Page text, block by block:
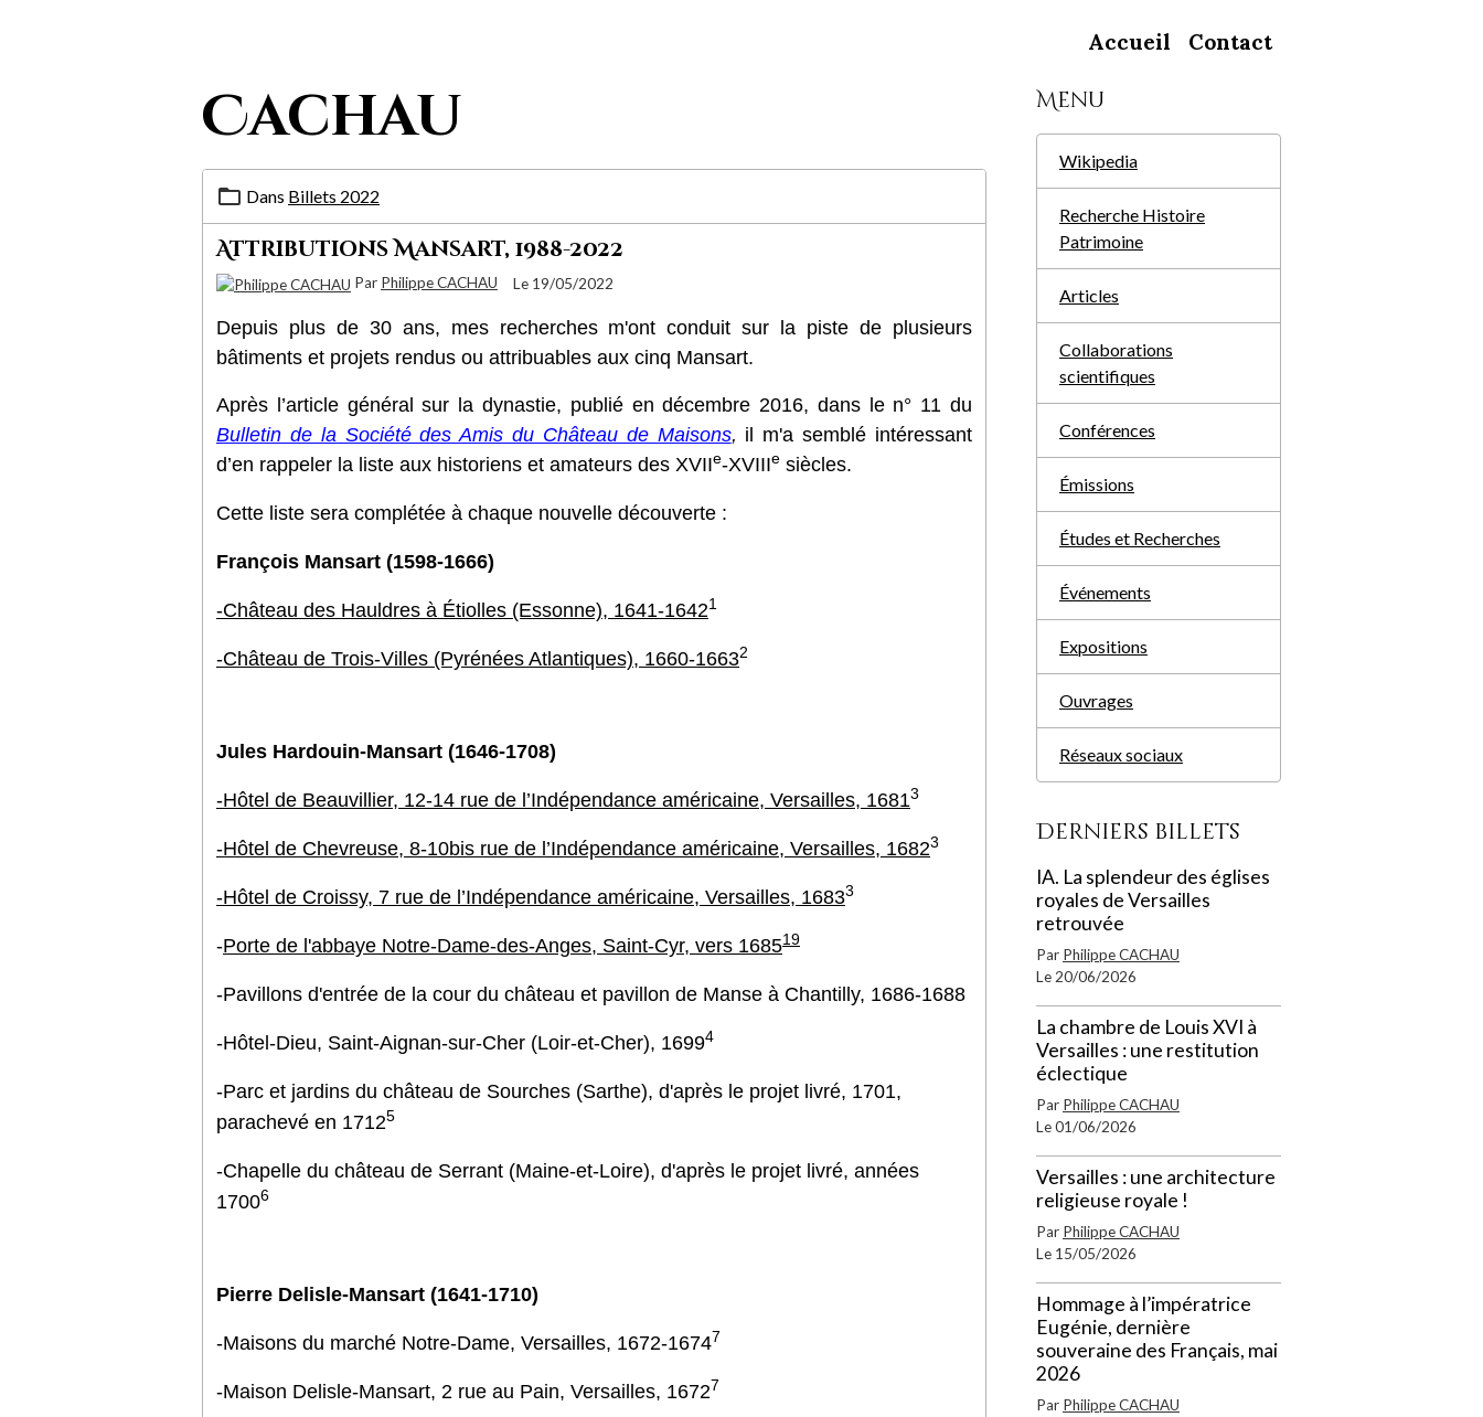
Accueil Contact
Cachau
Dans Billets 2022
Attributions Mansart, 1988-2022
Par Philippe CACHAU Le 19/05/2022
Depuis plus de 30 ans, mes recherches m'ont conduit sur la piste de plusieurs
bâtiments et projets rendus ou attribuables aux cinq Mansart.
Après l’article général sur la dynastie, publié en décembre 2016, dans le n° 11 du
Bulletin de la Société des Amis du Château de Maisons, il m'a semblé intéressant
d’en rappeler la liste aux historiens et amateurs des XVIIe-XVIIIe siècles.
Cette liste sera complétée à chaque nouvelle découverte :
François Mansart (1598-1666)
-Château des Hauldres à Étiolles (Essonne), 1641-16421
-Château de Trois-Villes (Pyrénées Atlantiques), 1660-16632
Jules Hardouin-Mansart (1646-1708)
-Hôtel de Beauvillier, 12-14 rue de l’Indépendance américaine, Versailles, 16813
-Hôtel de Chevreuse, 8-10bis rue de l’Indépendance américaine, Versailles, 16823
-Hôtel de Croissy, 7 rue de l’Indépendance américaine, Versailles, 16833
-Porte de l'abbaye Notre-Dame-des-Anges, Saint-Cyr, vers 168519
-Pavillons d'entrée de la cour du château et pavillon de Manse à Chantilly, 1686-1688
-Hôtel-Dieu, Saint-Aignan-sur-Cher (Loir-et-Cher), 16994
-Parc et jardins du château de Sourches (Sarthe), d'après le projet livré, 1701,
parachevé en 17125
-Chapelle du château de Serrant (Maine-et-Loire), d'après le projet livré, années
17006
Pierre Delisle-Mansart (1641-1710)
-Maisons du marché Notre-Dame, Versailles, 1672-16747
-Maison Delisle-Mansart, 2 rue au Pain, Versailles, 16727
Menu
Wikipedia
Recherche Histoire
Patrimoine
Articles
Collaborations
scientifiques
Conférences
Émissions
Études et Recherches
Événements
Expositions
Ouvrages
Réseaux sociaux
Derniers billets
IA. La splendeur des églises
royales de Versailles
retrouvée
Par Philippe CACHAU
Le 20/06/2026
La chambre de Louis XVI à
Versailles : une restitution
éclectique
Par Philippe CACHAU
Le 01/06/2026
Versailles : une architecture
religieuse royale !
Par Philippe CACHAU
Le 15/05/2026
Hommage à l’impératrice
Eugénie, dernière
souveraine des Français, mai
2026
Par Philippe CACHAU